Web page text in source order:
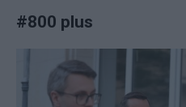
#800 plus